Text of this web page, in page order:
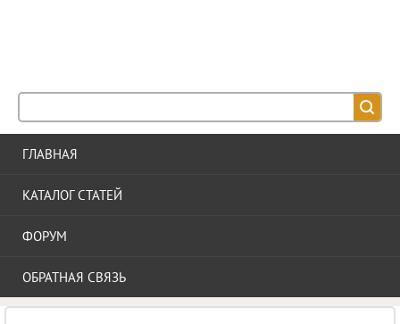
ГЛАВНАЯ
КАТАЛОГ СТАТЕЙ
ФОРУМ
ОБРАТНАЯ СВЯЗЬ